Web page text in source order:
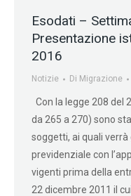
Esodati –
Presentazione
2016
Notizie Di Migrazione
Con la legge 208 del
da 265 a 270) sono
soggetti, ai quali
previdenziale con
vigenti prima della
22 dicembre 2011 il